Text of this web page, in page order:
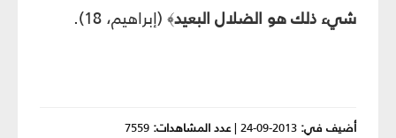
شي‏ء ذلك هو الضلال البعيد﴾ (إبراهيم، 18).
أضيف في: 2013-09-24
|عدد المشاهدات: 7559